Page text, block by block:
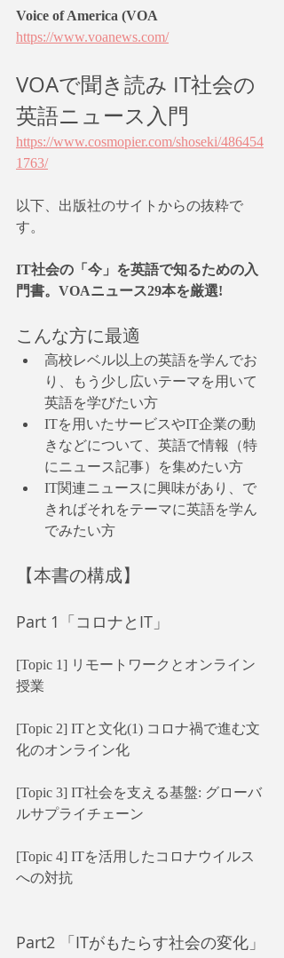
Voice of America (VOA
https://www.voanews.com/
VOAで聞き読み IT社会の
英語ニュース入門
https://www.cosmopier.com/shoseki/486454
1763/
以下、出版社のサイトからの抜粋で
す。
IT社会の「今」を英語で知るための入
門書。VOAニュース29本を厳選!
こんな方に最適
高校レベル以上の英語を学んでお
り、もう少し広いテーマを用いて
英語を学びたい方
ITを用いたサービスやIT企業の動
きなどについて、英語で情報（特
にニュース記事）を集めたい方
IT関連ニュースに興味があり、で
きればそれをテーマに英語を学ん
でみたい方
【本書の構成】
Part 1「コロナとIT」
[Topic 1] リモートワークとオンライン
授業
[Topic 2] ITと文化(1) コロナ禍で進む文
化のオンライン化
[Topic 3] IT社会を支える基盤: グローバ
ルサプライチェーン
[Topic 4] ITを活用したコロナウイルス
への対抗
Part2 「ITがもたらす社会の変化」